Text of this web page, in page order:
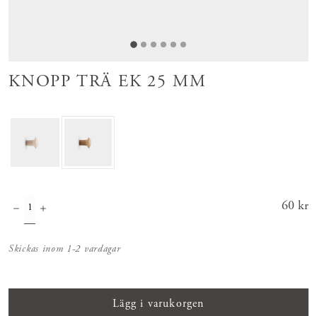
KNOPP TRÄ EK 25 MM
Pris:
60 kr
Skickas inom 1-2 vardagar
Lägg i varukorgen